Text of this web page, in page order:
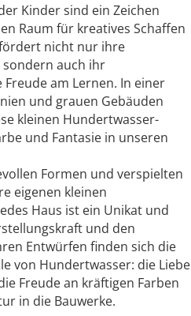
Kinder sind ein Zeichen
Raum für kreatives Schaffen
nicht nur ihre
sondern auch ihr
am Lernen. In einer
und grauen Gebäuden
kleinen Hundertwasser-
und Fantasie in unseren
Formen und verspielten
eigenen kleinen
Haus ist ein Unikat und
und den
Entwürfen finden sich die
von Hundertwasser: die Liebe
Freude an kräftigen Farben
in die Bauwerke.